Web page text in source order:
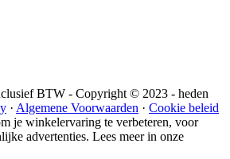
BTW - Copyright © 2023 - heden
· Algemene Voorwaarden · Cookie beleid
je winkelervaring te verbeteren, voor
advertenties. Lees meer in onze